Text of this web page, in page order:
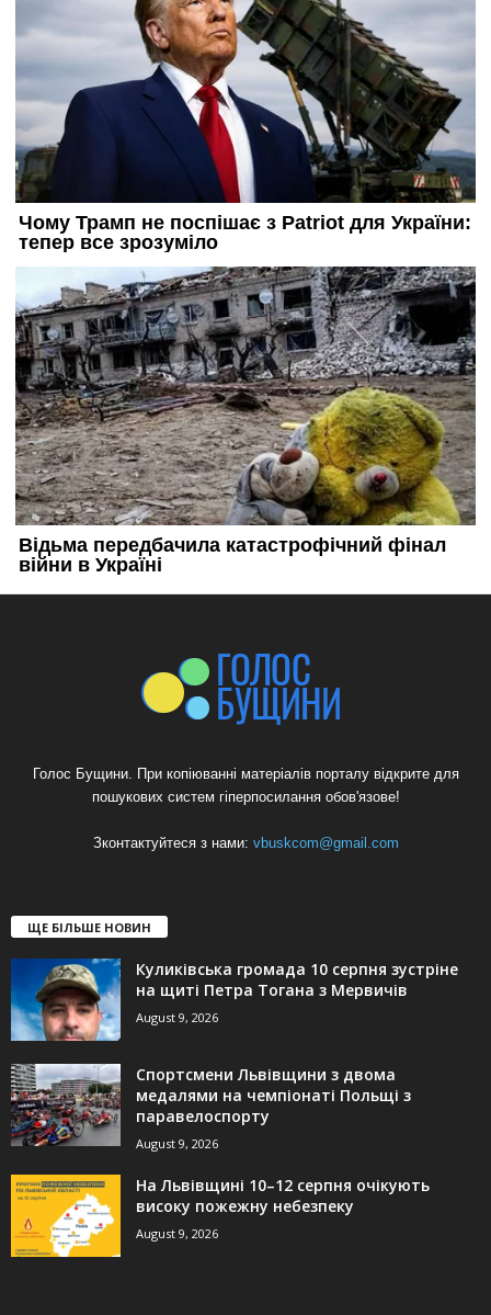
Голос Бущини. При копіюванні матеріалів порталу відкрите для
пошукових систем гіперпосилання обов'язове!
Зконтактуйтеся з нами: vbuskcom@gmail.com
ЩЕ БІЛЬШЕ НОВИН
Куликівська громада 10 серпня зустріне
на щиті Петра Тогана з Мервичів
August 9, 2026
Спортсмени Львівщини з двома
медалями на чемпіонаті Польщі з
паравелоспорту
August 9, 2026
На Львівщині 10–12 серпня очікують
високу пожежну небезпеку
August 9, 2026